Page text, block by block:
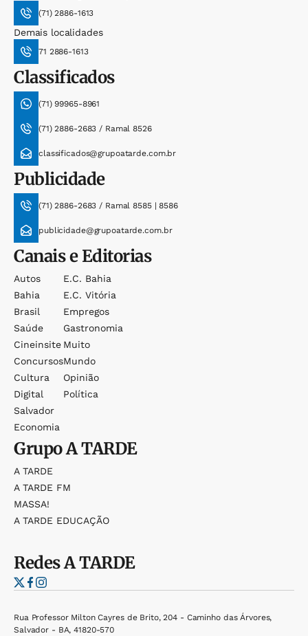
(71) 2886-1613
Demais localidades
71 2886-1613
Classificados
(71) 99965-8961
(71) 2886-2683 / Ramal 8526
classificados@grupoatarde.com.br
Publicidade
(71) 2886-2683 / Ramal 8585 | 8586
publicidade@grupoatarde.com.br
Canais e Editorias
Autos
Bahia
Brasil
Saúde
Cineinsite
Concursos
Cultura
Digital
Salvador
Economia
E.c. Bahia
E.c. Vitória
Empregos
Gastronomia
Muito
Mundo
Opinião
Política
GrupoA TARDE
A TARDE
A TARDE FM
MASSA!
A TARDE EDUCAÇÃO
RedesA TARDE
Rua Professor Milton Cayres de Brito, 204 - Caminho das Árvores,
Salvador - BA, 41820-570